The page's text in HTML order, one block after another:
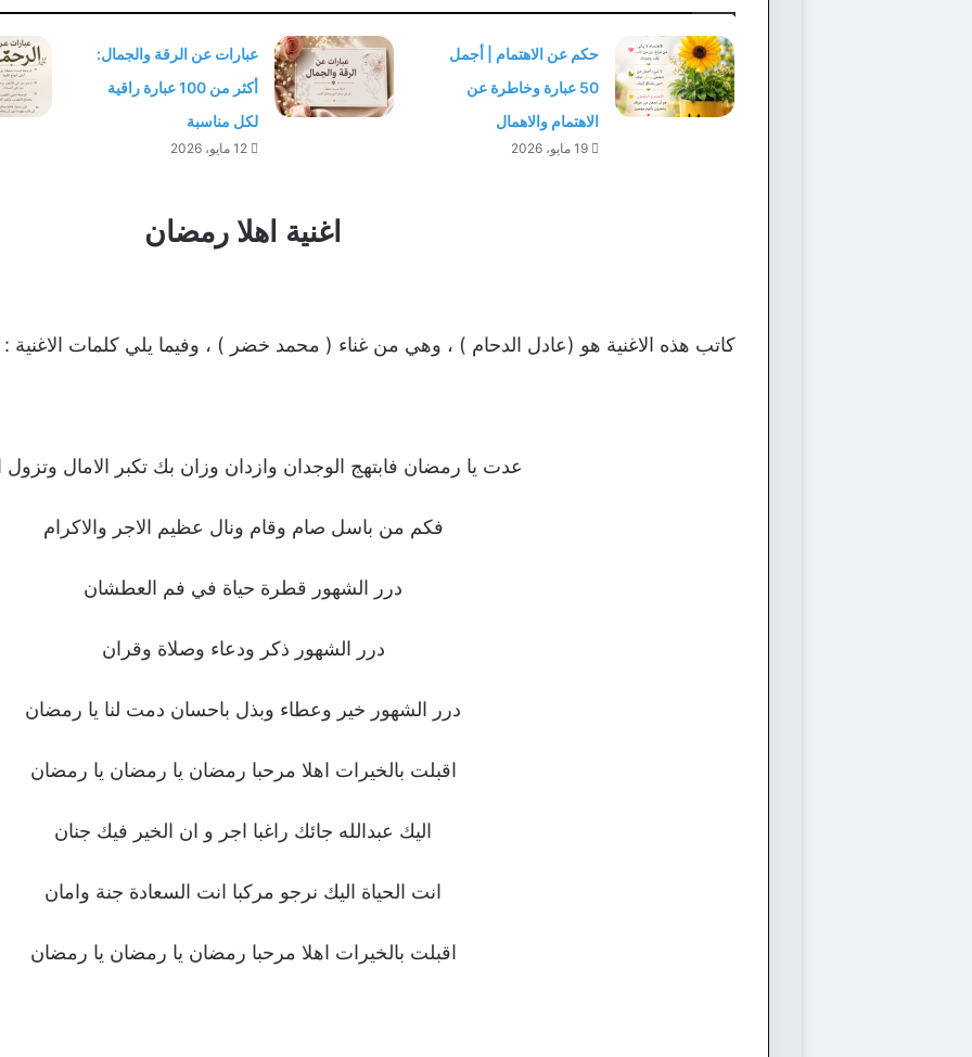
حكم عن الاهتمام | أجمل
50 عبارة وخاطرة عن
الاهتمام والاهمال
19 مايو، 2026
عبارات عن الرقة والجمال:
أكثر من 100 عبارة راقية
لكل مناسبة
12 مايو، 2026
اغنية اهلا رمضان
كاتب هذه الاغنية هو (عادل الدحام ) ، وهي من غناء ( محمد خضر ) ، وفيما يلي كلمات الاغنية :
عدت يا رمضان فابتهج الوجدان وازدان وزان بك تكبر الامال وتزول
فكم من باسل صام وقام ونال عظيم الاجر والاكرام
درر الشهور قطرة حياة في فم العطشان
درر الشهور ذكر ودعاء وصلاة وقران
درر الشهور خير وعطاء وبذل باحسان دمت لنا يا رمضان
اقبلت بالخيرات اهلا مرحبا رمضان يا رمضان يا رمضان
اليك عبدالله جائك راغبا اجر و ان الخير فيك جنان
انت الحياة اليك نرجو مركبا انت السعادة جنة وامان
اقبلت بالخيرات اهلا مرحبا رمضان يا رمضان يا رمضان